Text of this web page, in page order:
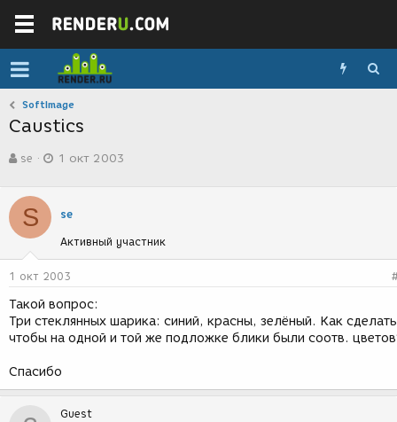
SoftImage
Caustics
в
о
р
т
е
м
ы
se
а
с
з
д
а
и
я
1 окт 2003
S se
Активный участник
1 окт 2003
Такой вопрос:
Три стеклянных шарика: синий, красны, зелёный. Как
чтобы на одной и той же подложке блики были соотв.
Спасибо
Guest